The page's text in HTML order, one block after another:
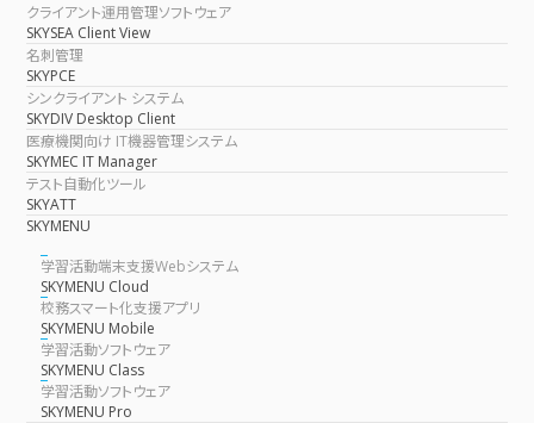
クライアント運用管理ソフトウェア
SKYSEA Client View
名刺管理
SKYPCE
シンクライアント システム
SKYDIV Desktop Client
医療機関向け IT機器管理システム
SKYMEC IT Manager
テスト自動化ツール
SKYATT
SKYMENU
学習活動端末支援Webシステム
SKYMENU Cloud
校務スマート化支援アプリ
SKYMENU Mobile
学習活動ソフトウェア
SKYMENU Class
学習活動ソフトウェア
SKYMENU Pro